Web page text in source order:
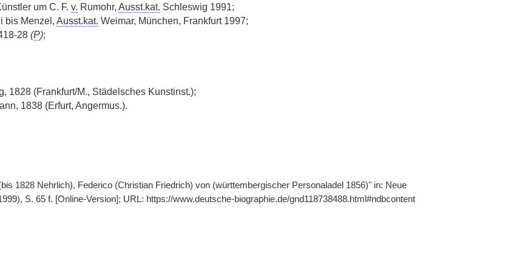
um C. F. v. Rumohr, Ausst.kat. Schleswig 1991;
bis Menzel, Ausst.kat. Weimar, München, Frankfurt 1997;
28 (P);
1828 (Frankfurt/M., Städelsches Kunstinst.);
1838 (Erfurt, Angermus.).
1828 Nehrlich), Federico (Christian Friedrich) von (württembergischer Personaladel 1856)" in: Neue
S. 65 f. [Online-Version]; URL: https://www.deutsche-biographie.de/gnd118738488.html#ndbcontent